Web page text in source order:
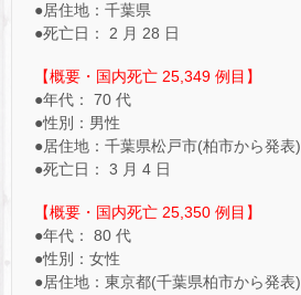
●居住地：千葉県
●死亡日： 2 月 28 日
【概要・国内死亡 25,349 例目】
●年代： 70 代
●性別：男性
●居住地：千葉県松戸市(柏市から発表)
●死亡日： 3 月 4 日
【概要・国内死亡 25,350 例目】
●年代： 80 代
●性別：女性
●居住地：東京都(千葉県柏市から発表)